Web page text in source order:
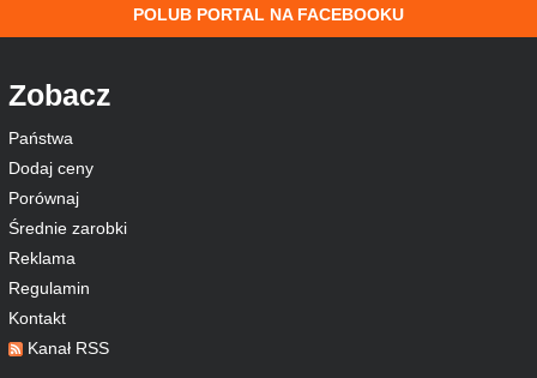
POLUB PORTAL NA FACEBOOKU
Zobacz
Państwa
Dodaj ceny
Porównaj
Średnie zarobki
Reklama
Regulamin
Kontakt
Kanał RSS